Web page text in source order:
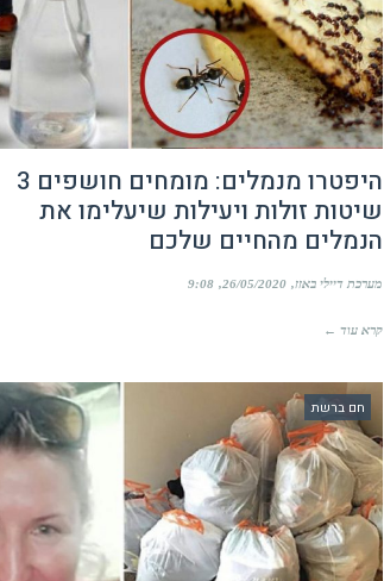
היפטרו מנמלים: מומחים חושפים 3
שיטות זולות ויעילות שיעלימו את
הנמלים מהחיים שלכם
מערכת דיילי באזז 26/05/2020
9:08
קרא עוד ←
חם ברשת